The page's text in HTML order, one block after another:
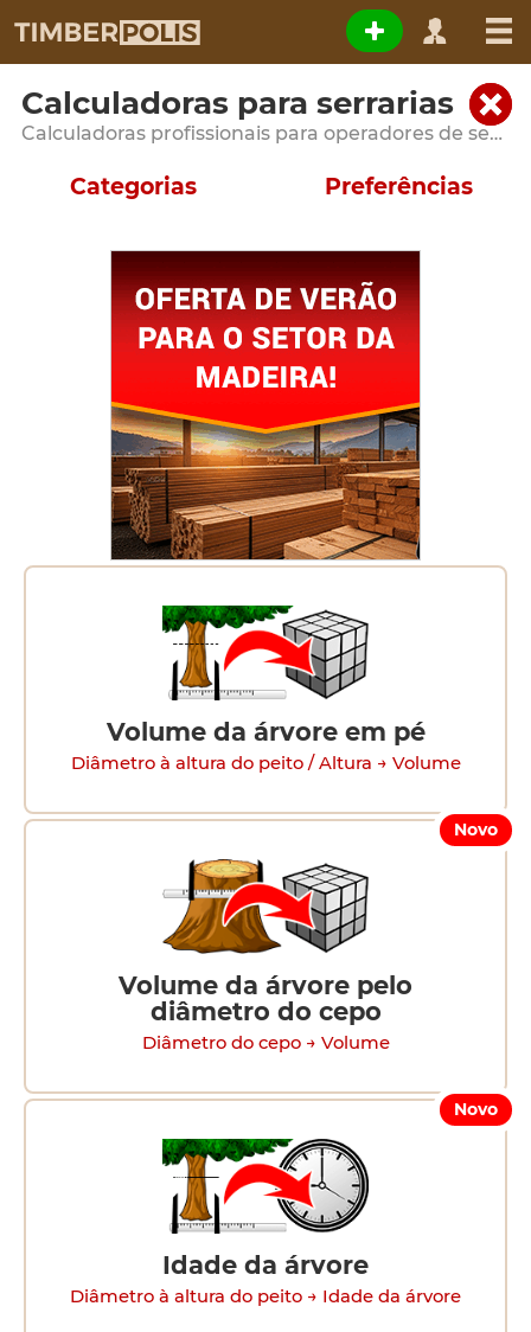
Calculadoras para serrarias
Calculadoras profissionais para operadores de serraria e unidades de processamento de madeira
Categorias
Volume da árvore em pé
Diâmetro à altura do peito / Altura → Volume
Novo
Volume da árvore pelo
diâmetro do cepo
Diâmetro do cepo → Volume
Novo
Idade da árvore
Diâmetro à altura do peito → Idade da árvore
Preferências